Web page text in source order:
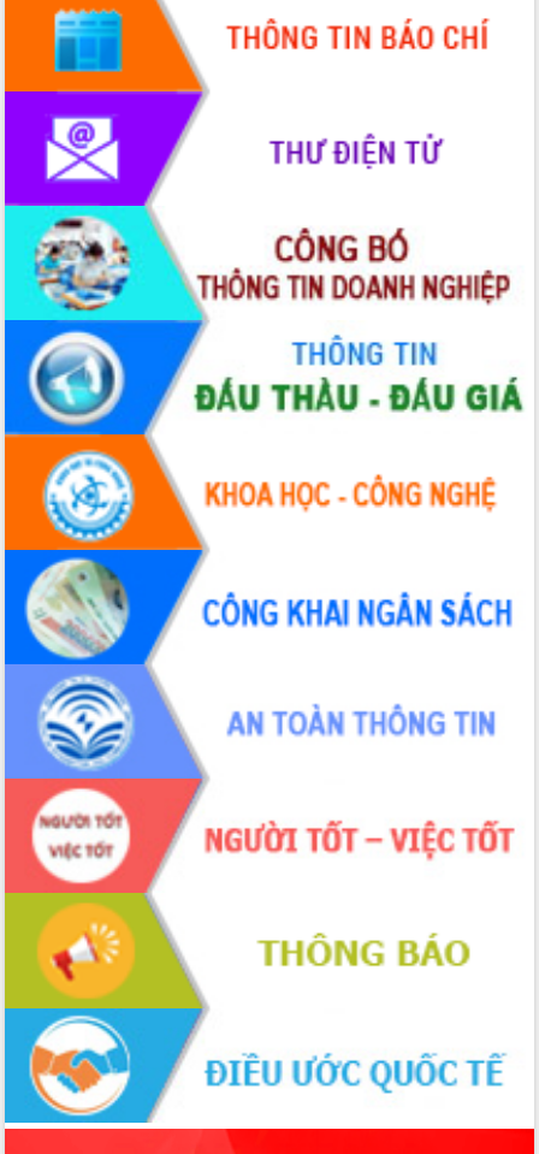
Hội thảo khoa học “Giải pháp thúc đẩy
phát triển nền kinh tế xanh tại tỉnh
Đắk Lắk”
Tăng cường giám sát, đôn đốc thực
hiện nhiệm vụ quản lý tài sản công
hàng tuần
Tháo gỡ những vướng mắc, đẩy mạnh
công tác cải cách thủ tục hành chính
tại Trung tâm Phục vụ hành chính
công tỉnh
Đắk Lắk: Tôn vinh 46 giải pháp tại Hội
thi Sáng tạo Kỹ thuật 2024 - 2025
Đắk Lắk rà soát, điều chỉnh Đề án 190
về phát triển nuôi trồng thủy sản
Phó Chủ tịch UBND tỉnh Đắk Lắk
Trương Công Thái kiểm tra thực địa
Dự án cao tốc Khánh Hòa - Buôn Ma
Thuột
Định vị cà phê Việt Nam như một “di
sản sống” trong dòng chảy toàn cầu
Xây dựng nông thôn mới: Nâng cao đời
sống người dân từ những mô hình thiết
thực
Quyết liệt tháo gỡ vướng mắc, đẩy
nhanh tiến độ các dự án trọng điểm
trong Khu kinh tế Nam Phú Yên
Hòn Yến phát triển du lịch gắn với bảo
tồn biển
Lấy ý kiến điều chỉnh Quy hoạch tỉnh
Đắk Lắk thời kỳ 2021-2030, tầm nhìn
đến năm 2050
Phát động chiến dịch 30 ngày đêm
giải phóng mặt bằng Tuyến đường bộ
ven biển
Đắk Lắk nỗ lực thúc đẩy tăng trưởng
kinh tế từ 10% trở lên trong Quý
II/2026
Đắk Lắk ký kết thỏa thuận hợp tác về
chuyển đổi số giai đoạn 2026 – 2030
với Tập đoàn Bưu chính Viễn thông
Việt Nam
Thứ trưởng Bộ Y tế làm việc với tỉnh
Đắk Lắk về phát triển nhân lực y tế